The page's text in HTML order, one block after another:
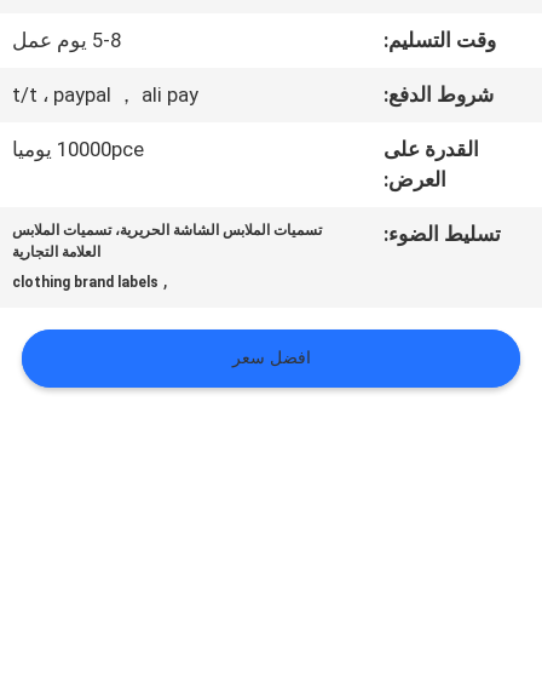
أخبار
VR
SHOW
وقت التسليم: 5-8 يوم عمل
شروط الدفع: t/t ، paypal ， ali pay
القدرة على
العرض:
10000pce يوميا
تسليط الضوء:
تسميات الملابس الشاشة الحريرية، تسميات الملابس
العلامة التجارية
,
clothing brand labels
افضل سعر